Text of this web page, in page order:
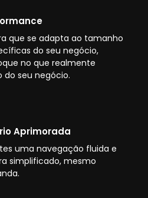
que se adapta ao tamanho
do seu negócio,
no que realmente
seu negócio.
Aprimorada
uma navegação fluida e
simplificado, mesmo